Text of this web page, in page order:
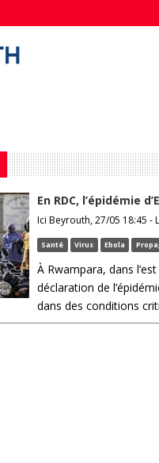
En RDC, l’épidémie
Ici Beyrouth, 27/05 18:45 -
Santé Virus Ebola
À Rwampara, dans
déclaration de
dans des conditions